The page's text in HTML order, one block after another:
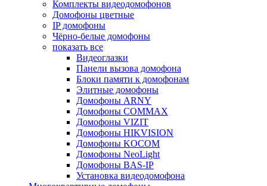
Комплекты видеодомофонов
Домофоны цветные
IP домофоны
Чёрно-белые домофоны
показать все
Видеоглазки
Панели вызова домофона
Блоки памяти к домофонам
Элитные домофоны
Домофоны ARNY
Домофоны COMMAX
Домофоны VIZIT
Домофоны HIKVISION
Домофоны KOCOM
Домофоны NeoLight
Домофоны BAS-IP
Установка видеодомофона